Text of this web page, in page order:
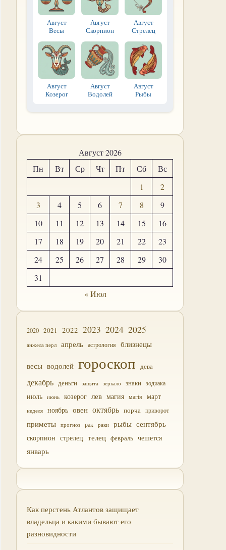
Август
Весы
Август
Скорпион
Август
Стрелец
Август
Козерог
Август
Водолей
Август
Рыбы
Август 2026
Пн
Вт Ср Чт Пт Сб
Вс
1
2
3
4 5 6 7 8
9
10
11 12 13 14 15
16
17
18 19 20 21 22
23
24
25 26 27 28 29
30
31
« Июл
2020 2021 2022 2023 2024 2025
анжела перл апрель астрология близнецы
весы водолей гороскоп дева
декабрь деньги защита зеркало знаки зодиака
июль июнь козерог лев магия магія март
неделя ноябрь овен октябрь порча приворот
приметы прогноз рак раки рыбы сентябрь
скорпион стрелец телец февраль чешется
январь
Как перстень Атлантов защищает
владельца и какими бывают его
разновидности